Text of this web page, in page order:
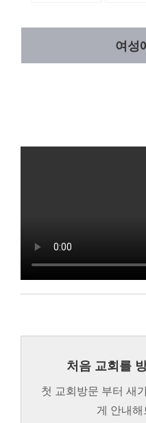
여성
처음 교회를
첫 교회방문 부터 새
게 안내